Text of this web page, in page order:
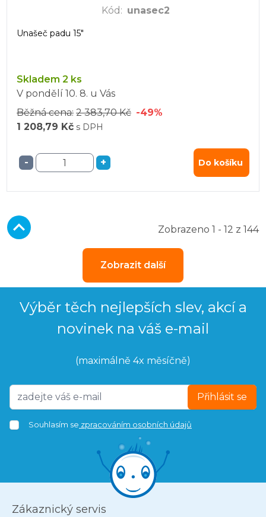
Kód : unasec2
Unašeč padu 15"
Skladem 2 ks
V pondělí 10. 8. u Vás
Běžná cena: 2 383,70 Kč -49%
1 208,79 Kč s DPH
- + Do košíku
Zobrazeno 1 - 12 z 144
Zobrazit další
Výběr těch nejlepších slev, akcí a
novinek na váš e-mail
(maximálně 4x měsíčně)
Přihlásit se
Souhlasím se zpracováním osobních údajů
Zákaznický servis